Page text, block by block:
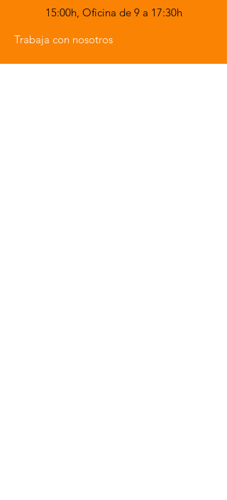
15:00h, Oficina de 9 a 17:30h
Trabaja con nosotros